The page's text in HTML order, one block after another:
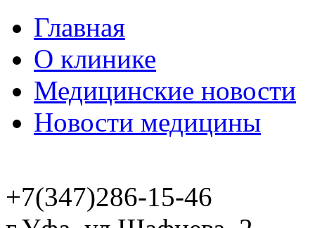
Главная
О клинике
Медицинские новости
Новости медицины
+7(347)286-15-46